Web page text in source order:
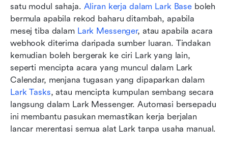
satu modul sahaja. Aliran kerja dalam Lark Base boleh
bermula apabila rekod baharu ditambah, apabila
mesej tiba dalam Lark Messenger, atau apabila acara
webhook diterima daripada sumber luaran. Tindakan
kemudian boleh bergerak ke ciri Lark yang lain,
seperti mencipta acara yang muncul dalam Lark
Calendar, menjana tugasan yang dipaparkan dalam
Lark Tasks, atau mencipta kumpulan sembang secara
langsung dalam Lark Messenger. Automasi bersepadu
ini membantu pasukan memastikan kerja berjalan
lancar merentasi semua alat Lark tanpa usaha manual.